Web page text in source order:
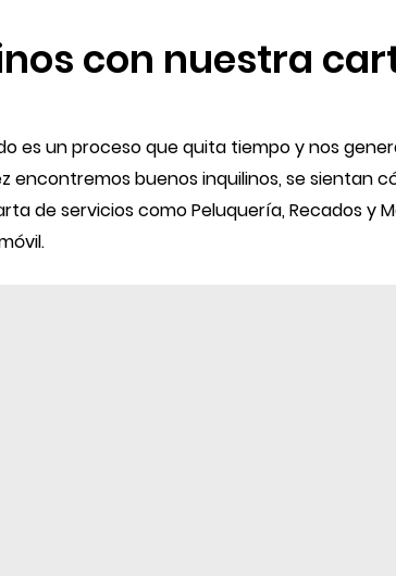
con nuestra
es un proceso que quita tiempo y nos
encontremos buenos inquilinos, se sientan
de servicios como Peluquería, Recados y